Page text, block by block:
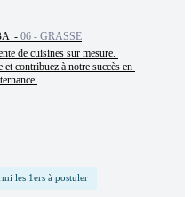
- 06 - GRASSE
de cuisines sur mesure.
contribuez à notre succès en
les 1ers à postuler